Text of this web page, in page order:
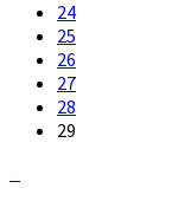
24
25
26
27
28
29